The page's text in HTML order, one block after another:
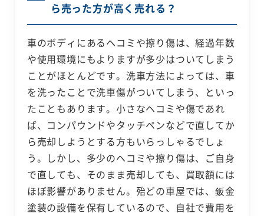
ら売った方が高く売れる？
車のボディにあるヘコミや擦り傷は、経過年数
や使用環境にもよりますが多少はついてしまう
ことがほとんどです。洗車方法によっては、車
を洗ったことで洗車傷がついてしまう、といっ
たこともあります。小さなヘコミや傷であれ
ば、コンパウンドやタッチペンなどで直してか
ら売却しようとする方もいらっしゃるでしょ
う。しかし、多少のヘコミや擦り傷は、ご自身
で直しても、そのまま売却しても、買取額には
ほぼ影響がありません。殆どの車屋では、鈑金
塗装の設備を保有しているので、自社で費用を